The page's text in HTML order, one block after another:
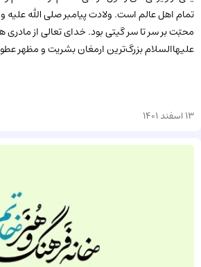
تمام اهل عالم است. ولادت پیامبر صلی الله
محبّت بر سر تا سر گیتی بود. خدای تعالی از
علیهاالسلام بزرگ‌ترین ارمغان بشریت و مظهر
13 اسفند 1401